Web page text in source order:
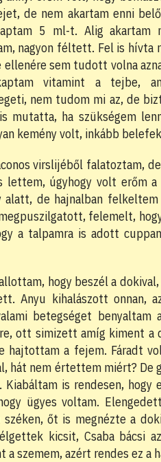
de nem akartam enni
5 ml-t. Alig akartam
nagyon féltett. Fel is hívta
sem tudott volna
vitamint a tejbe,
nem tudom mi az, de
mutatta, ha szükségem
kemény volt, inkább
virslijéből falatoztam,
lettem, úgyhogy volt erőm
de hajnalban
felemelt,
a talpamra is adott
hogy beszél a
Anyu kihalászott onnan,
betegséget
ott simizett amíg kiment a
hajtottam a fejem. Fáradt
hát nem értettem miért? De
is rendesen, hogy
ügyes voltam.
őt is megnézte a
kicsit, Csaba bácsi
szemem, azért rendes ez a